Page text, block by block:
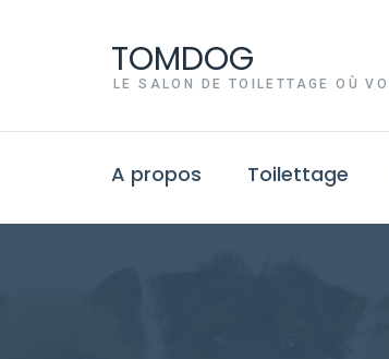
TOMDOG
LE SALON DE TOILETTAGE OÙ
A propos Toilettage